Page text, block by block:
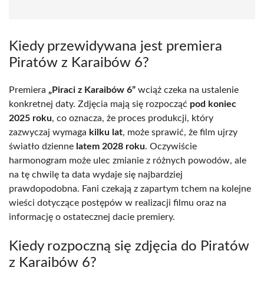
Kiedy przewidywana jest premiera
Piratów z Karaibów 6?
Premiera „Piraci z Karaibów 6” wciąż czeka na ustalenie
konkretnej daty. Zdjęcia mają się rozpocząć pod koniec
2025 roku, co oznacza, że proces produkcji, który
zazwyczaj wymaga kilku lat, może sprawić, że film ujrzy
światło dzienne latem 2028 roku. Oczywiście
harmonogram może ulec zmianie z różnych powodów, ale
na tę chwilę ta data wydaje się najbardziej
prawdopodobna. Fani czekają z zapartym tchem na kolejne
wieści dotyczące postępów w realizacji filmu oraz na
informację o ostatecznej dacie premiery.
Kiedy rozpoczną się zdjęcia do Piratów
z Karaibów 6?